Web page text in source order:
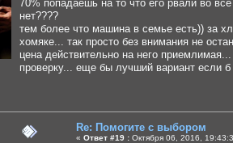
70% попадаешь на то что его рвали во
нет????
тем более что машина в семье есть)) за
хомяке... так просто без внимания не
цена действительно на него
проверку... еще бы лучший вариант если
Re: Помогите с выбором
« Ответ #19 : Октября 06, 2016,